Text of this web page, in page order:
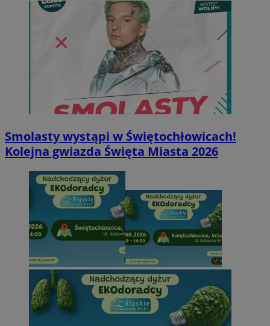
Smolasty wystąpi w Świętochłowicach!
Kolejna gwiazda Święta Miasta 2026